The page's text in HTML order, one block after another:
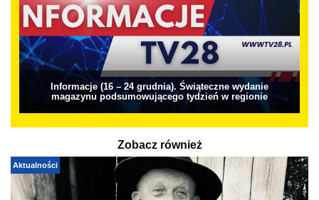
Informacje (16 – 24 grudnia). Świąteczne wydanie
magazynu podsumowującego tydzień w regionie
Zobacz również
Aktualności